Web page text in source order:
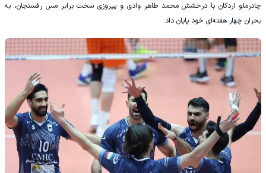
چادرملو اردکان با درخشش محمد طاهر وادی و پیروزی سخت برابر مس رفسنجان، به
بحران چهار هفته‌ای خود پایان داد.